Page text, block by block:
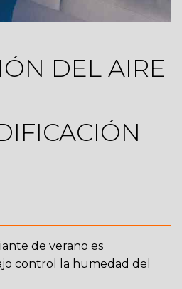
DEL AIRE
de verano es
control la humedad del